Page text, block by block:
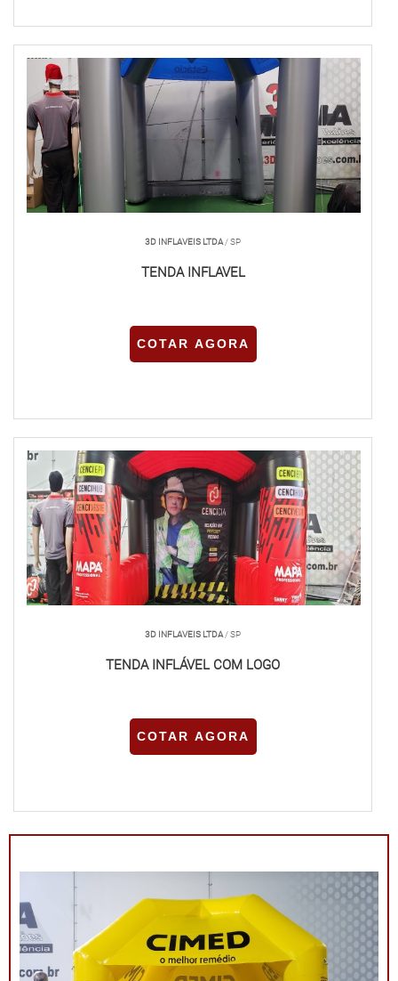
3D INFLAVEIS LTDA / SP
TENDA INFLAVEL
COTAR AGORA
3D INFLAVEIS LTDA / SP
TENDA INFLÁVEL COM LOGO
COTAR AGORA